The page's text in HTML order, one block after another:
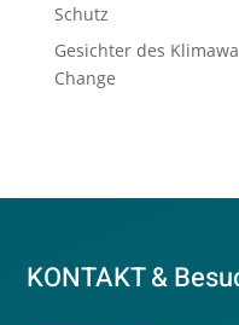
Schutz
Gesichter des
Change
KONTAKT &